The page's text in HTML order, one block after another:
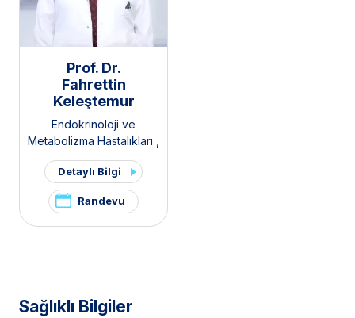
Prof. Dr.
Fahrettin
Keleştemur
Endokrinoloji ve
Metabolizma Hastalıkları ,
İç Hastalıkları,Tiroid -
Paratiroid Hastalıkları ve
Cerrahisi Kliniği,Hipofiz
Kliniği, Polikistik Over
Sendromu / PKOS ve
Detaylı Bilgi
Randevu
Sağlıklı Bilgiler